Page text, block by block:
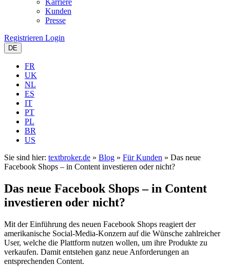
Karriere
Kunden
Presse
Registrieren Login
DE
FR
UK
NL
ES
IT
PT
PL
BR
US
Sie sind hier: textbroker.de » Blog » Für Kunden » Das neue
Facebook Shops – in Content investieren oder nicht?
Das neue Facebook Shops – in Content
investieren oder nicht?
Mit der Einführung des neuen Facebook Shops reagiert der
amerikanische Social-Media-Konzern auf die Wünsche zahlreicher
User, welche die Plattform nutzen wollen, um ihre Produkte zu
verkaufen. Damit entstehen ganz neue Anforderungen an
entsprechenden Content.